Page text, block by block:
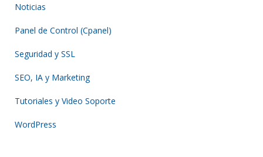
Noticias
Panel de Control (Cpanel)
Seguridad y SSL
SEO, IA y Marketing
Tutoriales y Video Soporte
WordPress